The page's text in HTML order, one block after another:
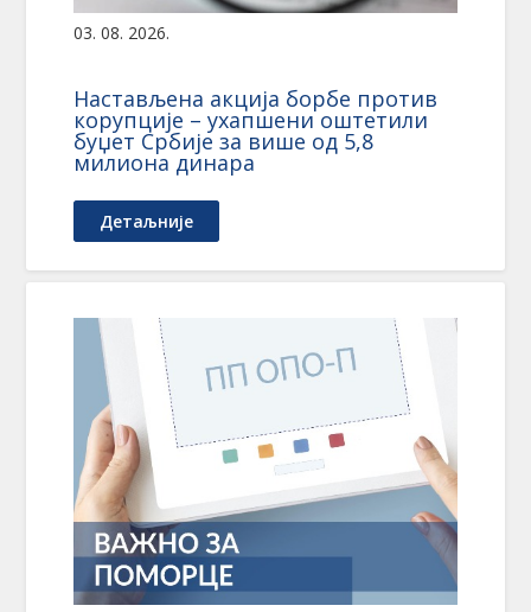
03. 08. 2026.
Настављена акција борбе против
корупције – ухапшени оштетили
буџет Србије за више од 5,8
милиона динара
Детаљније